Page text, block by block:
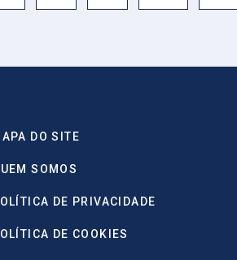
DO SITE
SOMOS
DE PRIVACIDADE
DE COOKIES